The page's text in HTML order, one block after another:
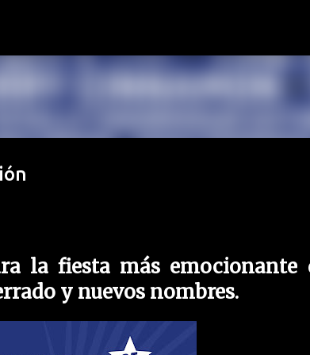
la fiesta más emocionante
y nuevos nombres.